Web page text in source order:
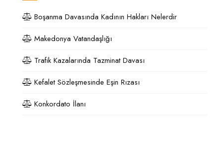
Boşanma Davasında Kadının Hakları Nelerdir
Makedonya Vatandaşlığı
Trafik Kazalarında Tazminat Davası
Kefalet Sözleşmesinde Eşin Rızası
Konkordato İlanı